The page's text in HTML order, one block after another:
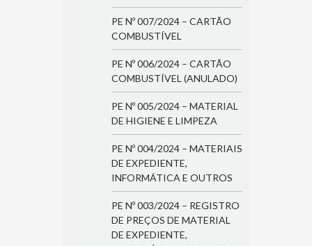
PE Nº 007/2024 – CARTÃO
COMBUSTÍVEL
PE Nº 006/2024 – CARTÃO
COMBUSTÍVEL (ANULADO)
PE Nº 005/2024 – MATERIAL
DE HIGIENE E LIMPEZA
PE Nº 004/2024 – MATERIAIS
DE EXPEDIENTE,
INFORMÁTICA E OUTROS
PE Nº 003/2024 – REGISTRO
DE PREÇOS DE MATERIAL
DE EXPEDIENTE,